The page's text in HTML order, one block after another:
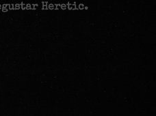
Heretic.